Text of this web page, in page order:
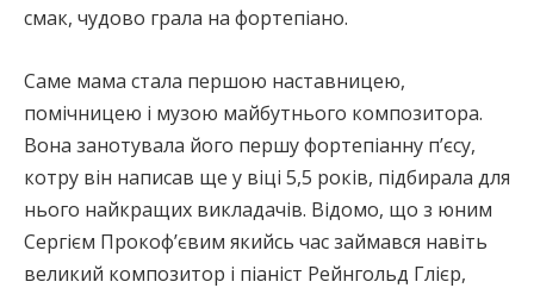
смак, чудово грала на фортепіано.
Саме мама стала першою наставницею,
помічницею і музою майбутнього композитора.
Вона занотувала його першу фортепіанну п’єсу,
котру він написав ще у віці 5,5 років, підбирала для
нього найкращих викладачів. Відомо, що з юним
Сергієм Прокоф’євим якийсь час займався навіть
великий композитор і піаніст Рейнгольд Глієр,